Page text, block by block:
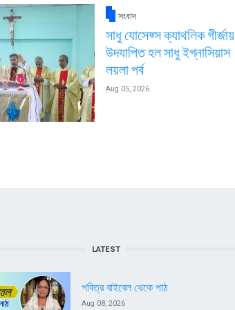
সংবাদ
সাধু যোসেফ্স ক্যাথলিক গীর্জায়
উদযাপিত হল সাধু ইগ্নাসিয়াস
লয়লা পর্ব
Aug 05, 2026
LATEST
পবিত্র বাইবেল থেকে পাঠ
Aug 08, 2026